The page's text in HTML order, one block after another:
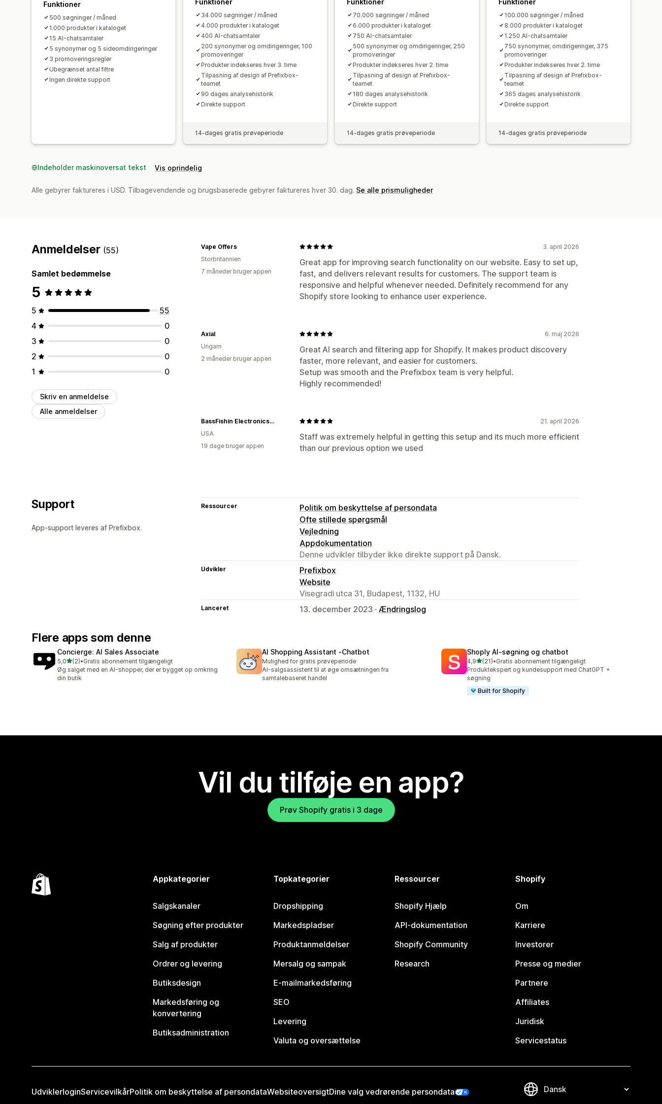
Funktioner
500 søgninger / måned
1.000 produkter i kataloget
15 AI-chatsamtaler
5 synonymer og 5 sideomdirigeringer
3 promoveringsregler
Ubegrænset antal filtre
Ingen direkte support
34.000 søgninger / måned
4.000 produkter i kataloget
400 AI-chatsamtaler
200 synonymer og omdirigeringer, 100
promoveringer
Produkter indekseres hver 3. time
Tilpasning af design af Prefixbox-
teamet
90 dages analysehistorik
Direkte support
14-dages gratis prøveperiode
70.000 søgninger / måned
6.000 produkter i kataloget
750 AI-chatsamtaler
500 synonymer og omdirigeringer, 250
promoveringer
Produkter indekseres hver 2. time
Tilpasning af design af Prefixbox-
teamet
180 dages analysehistorik
Direkte support
14-dages gratis prøveperiode
100.000 søgninger / måned
8.000 produkter i kataloget
1.250 AI-chatsamtaler
750 synonymer, omdirigeringer, 375
promoveringer
Produkter indekseres hver 2. time
Tilpasning af design af Prefixbox-
teamet
365 dages analysehistorik
Direkte support
14-dages gratis prøveperiode
Indeholder maskinoversat tekst Vis oprindelig
Alle gebyrer faktureres i USD. Tilbagevendende og brugsbaserede gebyrer faktureres hver 30. dag. Se alle prismuligheder
Anmeldelser (55)
Samlet bedømmelse
5
5
55
4
0
3
0
2
0
1
0
Skriv en anmeldelse
Alle anmeldelser
3. april 2026
Great app for improving search functionality on our website. Easy to set up,
fast, and delivers relevant results for customers. The support team is
responsive and helpful whenever needed. Definitely recommend for any
Shopify store looking to enhance user experience.
Vape Offers
Storbritannien
7 måneder bruger appen
6. maj 2026
Great AI search and filtering app for Shopify. It makes product discovery
faster, more relevant, and easier for customers.
Setup was smooth and the Prefixbox team is very helpful.
Highly recommended!
Axial
Ungarn
2 måneder bruger appen
21. april 2026
Staff was extremely helpful in getting this setup and its much more efficient
than our previous option we used
BassFishin Electronics, LLC
USA
19 dage bruger appen
Support
App-support leveres af Prefixbox.
Ressourcer
Politik om beskyttelse af persondata
Ofte stillede spørgsmål
Vejledning
Appdokumentation
Denne udvikler tilbyder ikke direkte support på Dansk.
Udvikler
Prefixbox
Website
Visegradi utca 31, Budapest, 1132, HU
Lanceret 13. december 2023 · Ændringslog
Flere apps som denne
Concierge: AI Sales Associate
5,0ud af 5 stjerner
(2)
2 anmeldelser i alt
•Gratis abonnement tilgængeligt
Øg salget med en AI-shopper, der er bygget op omkring
din butik
AI Shopping Assistant ‑Chatbot
Mulighed for gratis prøveperiode
AI-salgsassistent til at øge omsætningen fra
samtalebaseret handel
Shoply AI‑søgning og chatbot
4,9ud af 5 stjerner
(21)
21 anmeldelser i alt
•Gratis abonnement tilgængeligt
Produktekspert og kundesupport med ChatGPT +
søgning
Built for Shopify
Vil du tilføje en app?
Prøv Shopify gratis i 3 dage
Appkategorier
Salgskanaler
Søgning efter produkter
Salg af produkter
Ordrer og levering
Butiksdesign
Markedsføring og
konvertering
Butiksadministration
Topkategorier
Dropshipping
Markedspladser
Produktanmeldelser
Mersalg og sampak
E-mailmarkedsføring
SEO
Levering
Valuta og oversættelse
Ressourcer
Shopify Hjælp
API-dokumentation
Shopify Community
Research
Shopify
Om
Karriere
Investorer
Presse og medier
Partnere
Affiliates
Juridisk
Servicestatus
UdviklerloginServicevilkårPolitik om beskyttelse af persondataWebsiteoversigtDine valg vedrørende persondata